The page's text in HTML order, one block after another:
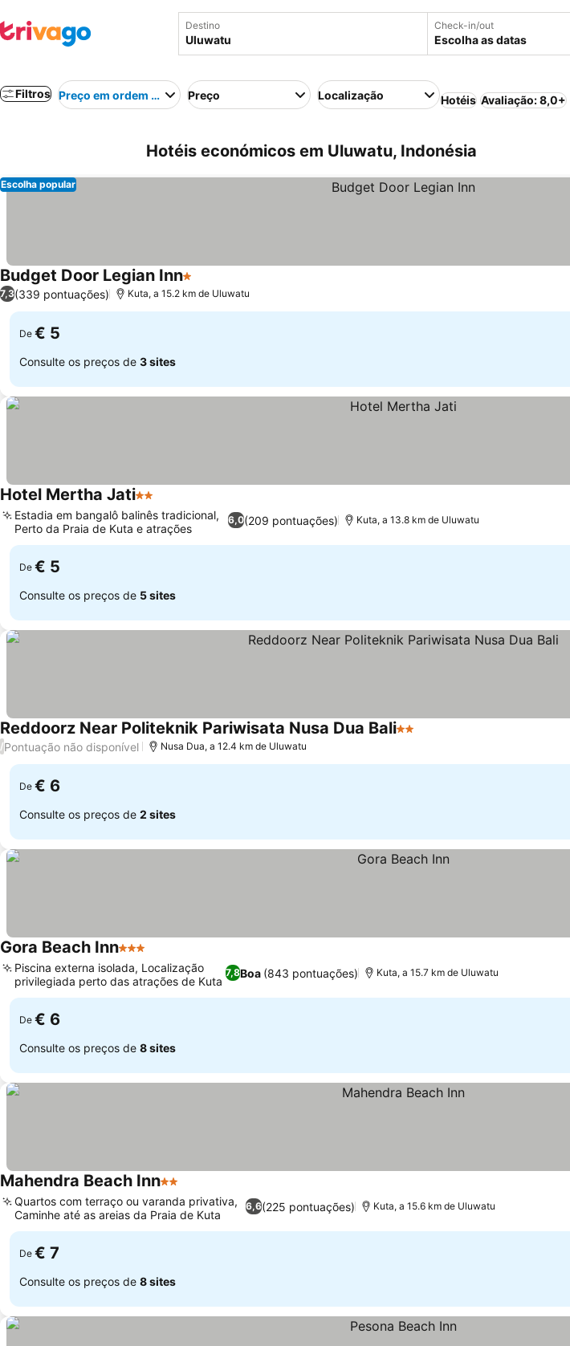
Destino Check-in/out
Escolha as datas
Filtros Preço em ordem crescentePreço Localização Hotéis Avaliação: 8,0+
Hotéis económicos em Uluwatu, Indonésia
Escolha popular
Budget Door Legian Inn1 Estrelas
7,3(339 pontuações) Kuta, a 15.2 km de Uluwatu
De € 5
Consulte os preços de 3 sites
Hotel Mertha Jati2 Estrelas
6,0(209 pontuações)
Estadia em bangalô balinês tradicional,
Perto da Praia de Kuta e atrações
Kuta, a 13.8 km de Uluwatu
De € 5
Consulte os preços de 5 sites
Reddoorz Near Politeknik Pariwisata Nusa Dua Bali2 Estrelas
/Pontuação não disponível Nusa Dua, a 12.4 km de Uluwatu
De € 6
Consulte os preços de 2 sites
Gora Beach Inn3 Estrelas
7,8Boa (843 pontuações)
Piscina externa isolada, Localização
privilegiada perto das atrações de Kuta
Kuta, a 15.7 km de Uluwatu
De € 6
Consulte os preços de 8 sites
Mahendra Beach Inn2 Estrelas
6,6(225 pontuações)
Quartos com terraço ou varanda privativa,
Caminhe até as areias da Praia de Kuta
Kuta, a 15.6 km de Uluwatu
De € 7
Consulte os preços de 8 sites